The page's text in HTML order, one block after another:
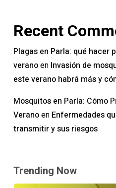
Recent
Plagas en Parla: qué hacer
veranoen Invasión de
este verano habrá más y
Mosquitos en Parla: Cómo
Veranoen Enfermedades
transmitir y sus riesgos
Trending Now